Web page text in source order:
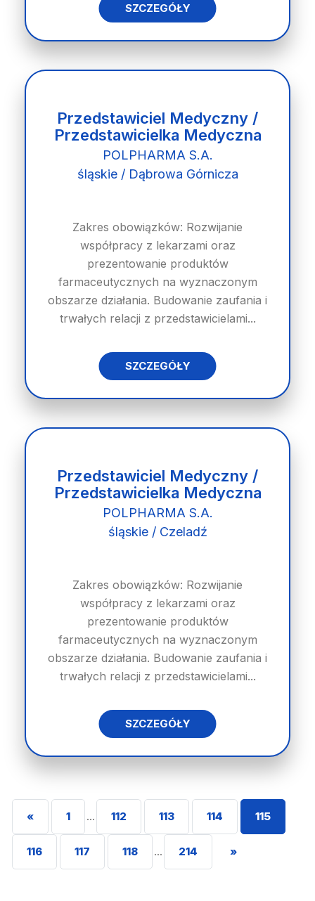
SZCZEGÓŁY
Przedstawiciel Medyczny /
Przedstawicielka Medyczna
POLPHARMA S.A.
śląskie / Dąbrowa Górnicza
Zakres obowiązków: Rozwijanie
współpracy z lekarzami oraz
prezentowanie produktów
farmaceutycznych na wyznaczonym
obszarze działania. Budowanie zaufania i
trwałych relacji z przedstawicielami...
SZCZEGÓŁY
Przedstawiciel Medyczny /
Przedstawicielka Medyczna
POLPHARMA S.A.
śląskie / Czeladź
Zakres obowiązków: Rozwijanie
współpracy z lekarzami oraz
prezentowanie produktów
farmaceutycznych na wyznaczonym
obszarze działania. Budowanie zaufania i
trwałych relacji z przedstawicielami...
SZCZEGÓŁY
« 1 ... 112 113 114 115
116 117 118 ... 214 »